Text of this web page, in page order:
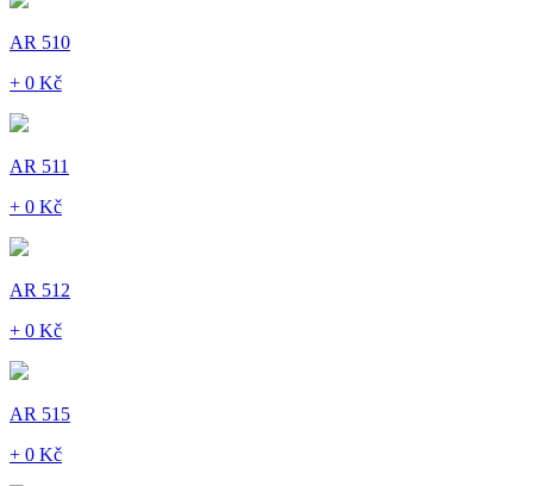
AR 510
+ 0 Kč
AR 511
+ 0 Kč
AR 512
+ 0 Kč
AR 515
+ 0 Kč